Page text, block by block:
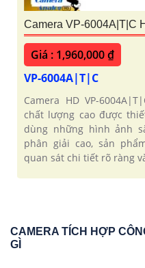
Camera VP-6004A|T|C
Giá : 1,960,000 ₫
VP-6004A|T|C
Camera HD VP-
chất lượng cao được
dùng những hình ảnh
phân giải cao, sản
quan sát chi tiết rõ ràng
CAMERA TÍCH HỢP
GÌ